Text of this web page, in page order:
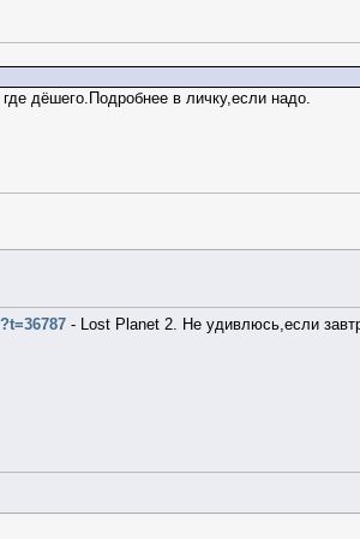
дёшего.Подробнее в личку,если надо.
- Lost Planet 2. Не удивлюсь,если